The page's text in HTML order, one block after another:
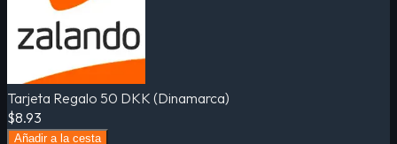
Tarjeta Regalo 50 DKK (Dinamarca)
$8.93
Añadir a la cesta